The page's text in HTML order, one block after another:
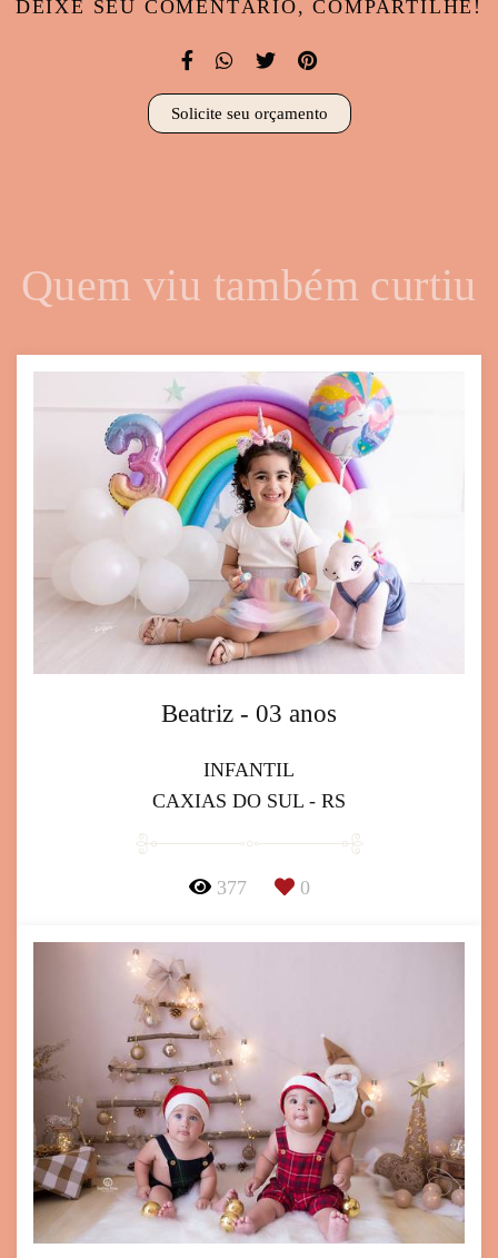
DEIXE SEU COMENTÁRIO, COMPARTILHE!
Solicite seu orçamento
Quem viu também curtiu
Beatriz - 03 anos
INFANTIL
CAXIAS DO SUL - RS
377 0